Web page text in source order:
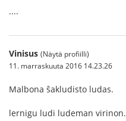
....
Vinisus (Näytä profiilli)
11. marraskuuta 2016 14.23.26
Malbona ŝakludisto ludas.
lernigu ludi ludeman virinon.